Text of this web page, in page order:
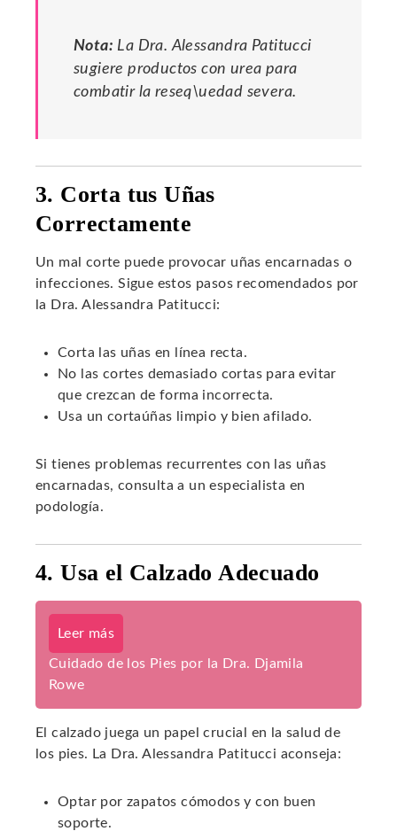
Nota: La Dra. Alessandra Patitucci
sugiere productos con urea para
combatir la reseq\uedad severa.
3. Corta tus Uñas
Correctamente
Un mal corte puede provocar uñas encarnadas o
infecciones. Sigue estos pasos recomendados por
la Dra. Alessandra Patitucci:
Corta las uñas en línea recta.
No las cortes demasiado cortas para evitar
que crezcan de forma incorrecta.
Usa un cortaúñas limpio y bien afilado.
Si tienes problemas recurrentes con las uñas
encarnadas, consulta a un especialista en
podología.
4. Usa el Calzado Adecuado
Leer más
Cuidado de los Pies por la Dra. Djamila
Rowe
El calzado juega un papel crucial en la salud de
los pies. La Dra. Alessandra Patitucci aconseja:
Optar por zapatos cómodos y con buen
soporte.